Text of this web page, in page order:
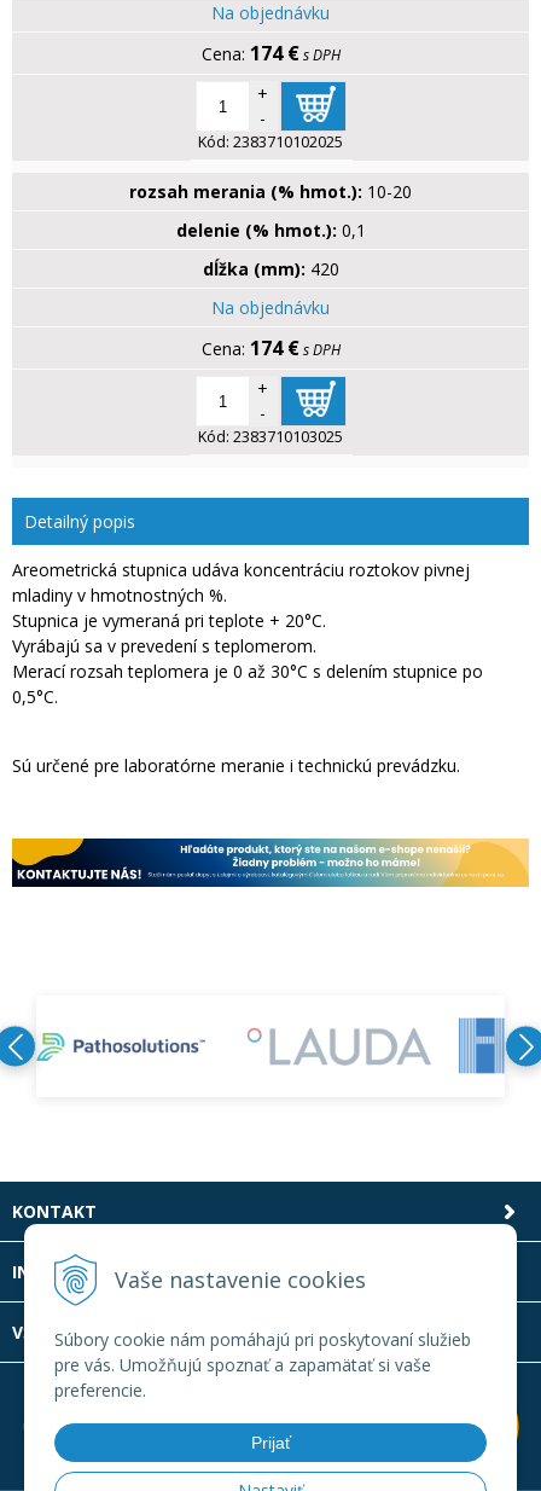
Vaše nastavenie cookies
Súbory cookie nám pomáhajú pri poskytovaní služieb
pre vás. Umožňujú spoznať a zapamätať si vaše
preferencie.
Prijať
Na objednávku
174 € s DPH
+
-
Kód: 2383710102025
rozsah merania (% hmot.): 10-20
delenie (% hmot.): 0,1
dĺžka (mm): 420
Na objednávku
174 € s DPH
+
-
Kód: 2383710103025
Detailný popis
Areometrická stupnica udáva koncentráciu roztokov pivnej
mladiny v hmotnostných %.
Stupnica je vymeraná pri teplote + 20°C.
Vyrábajú sa v prevedení s teplomerom.
Merací rozsah teplomera je 0 až 30°C s delením stupnice po
0,5°C.
Sú určené pre laboratórne meranie i technickú prevádzku.
KONTAKT
INFOLINKA
VŠETKO O NÁKUPE